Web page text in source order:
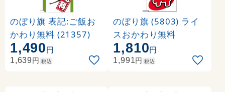
のぼり旗 表記:ご飯お
かわり無料 (21357)
1,490円
1,639円 税込
のぼり旗 (5803) ライ
スおかわり無料
1,810円
1,991円 税込